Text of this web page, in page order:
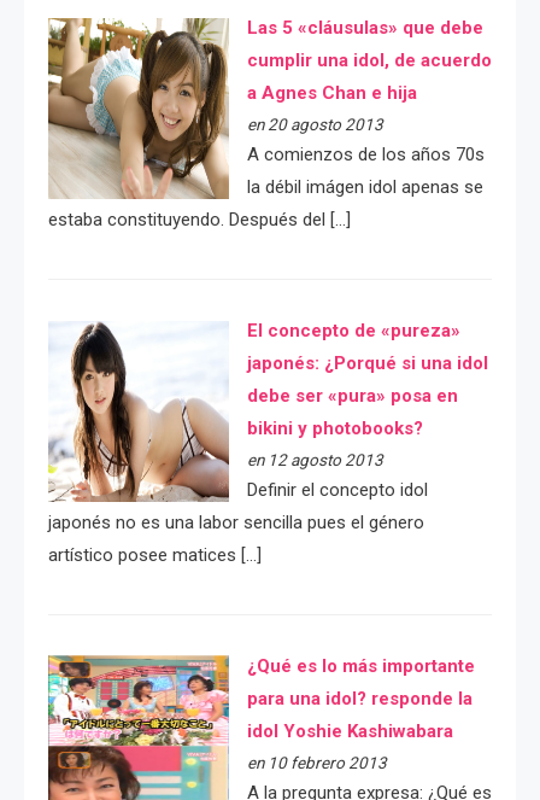
Las 5 «cláusulas» que debe
cumplir una idol, de acuerdo
a Agnes Chan e hija
en 20 agosto 2013
A comienzos de los años 70s
la débil imágen idol apenas se
estaba constituyendo. Después del […]
El concepto de «pureza»
japonés: ¿Porqué si una idol
debe ser «pura» posa en
bikini y photobooks?
en 12 agosto 2013
Definir el concepto idol
japonés no es una labor sencilla pues el género
artístico posee matices […]
¿Qué es lo más importante
para una idol? responde la
idol Yoshie Kashiwabara
en 10 febrero 2013
A la pregunta expresa: ¿Qué es